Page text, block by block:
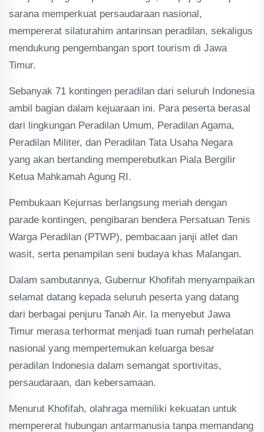
sarana memperkuat persaudaraan nasional,
mempererat silaturahim antarinsan peradilan, sekaligus
mendukung pengembangan sport tourism di Jawa
Timur.
Sebanyak 71 kontingen peradilan dari seluruh Indonesia
ambil bagian dalam kejuaraan ini. Para peserta berasal
dari lingkungan Peradilan Umum, Peradilan Agama,
Peradilan Militer, dan Peradilan Tata Usaha Negara
yang akan bertanding memperebutkan Piala Bergilir
Ketua Mahkamah Agung RI.
Pembukaan Kejurnas berlangsung meriah dengan
parade kontingen, pengibaran bendera Persatuan Tenis
Warga Peradilan (PTWP), pembacaan janji atlet dan
wasit, serta penampilan seni budaya khas Malangan.
Dalam sambutannya, Gubernur Khofifah menyampaikan
selamat datang kepada seluruh peserta yang datang
dari berbagai penjuru Tanah Air. Ia menyebut Jawa
Timur merasa terhormat menjadi tuan rumah perhelatan
nasional yang mempertemukan keluarga besar
peradilan Indonesia dalam semangat sportivitas,
persaudaraan, dan kebersamaan.
Menurut Khofifah, olahraga memiliki kekuatan untuk
mempererat hubungan antarmanusia tanpa memandang